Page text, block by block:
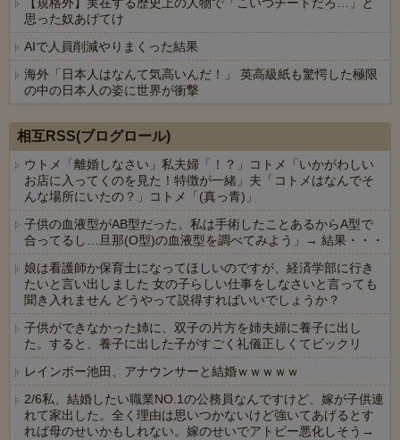
【規格外】実在する歴史上の人物で「こいつチートだろ…」と
思った奴あげてけ
AIで人員削減やりまくった結果
海外「日本人はなんて気高いんだ！」 英高級紙も驚愕した極限
の中の日本人の姿に世界が衝撃
相互RSS(ブログロール)
ウトメ「離婚しなさい」私夫婦「！？」コトメ「いかがわしい
お店に入ってくのを見た！特徴が一緒」夫「コトメはなんでそ
んな場所にいたの？」コトメ「(真っ青)」
子供の血液型がAB型だった。私は手術したことあるからA型で
合ってるし…旦那(O型)の血液型を調べてみよう」→ 結果・・・
娘は看護師か保育士になってほしいのですが、経済学部に行き
たいと言い出しました 女の子らしい仕事をしなさいと言っても
聞き入れません どうやって説得すればいいでしょうか？
子供ができなかった姉に、双子の片方を姉夫婦に養子に出し
た。すると、養子に出した子がすごく礼儀正しくてビックリ
レインボー池田、アナウンサーと結婚ｗｗｗｗｗ
2/6私、結婚したい職業NO.1の公務員なんですけど、嫁が子供連
れて家出した。全く理由は思いつかないけど強いてあげるとす
れば母のせいかもしれない。嫁のせいでアトピー悪化しそう→